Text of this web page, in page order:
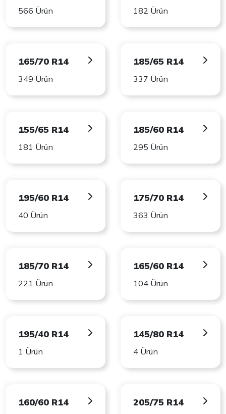
566 Ürün 182 Ürün
165/70 R14
349 Ürün
185/65 R14
337 Ürün
155/65 R14
181 Ürün
185/60 R14
295 Ürün
195/60 R14
40 Ürün
175/70 R14
363 Ürün
185/70 R14
221 Ürün
165/60 R14
104 Ürün
195/40 R14
1 Ürün
145/80 R14
4 Ürün
160/60 R14 205/75 R14